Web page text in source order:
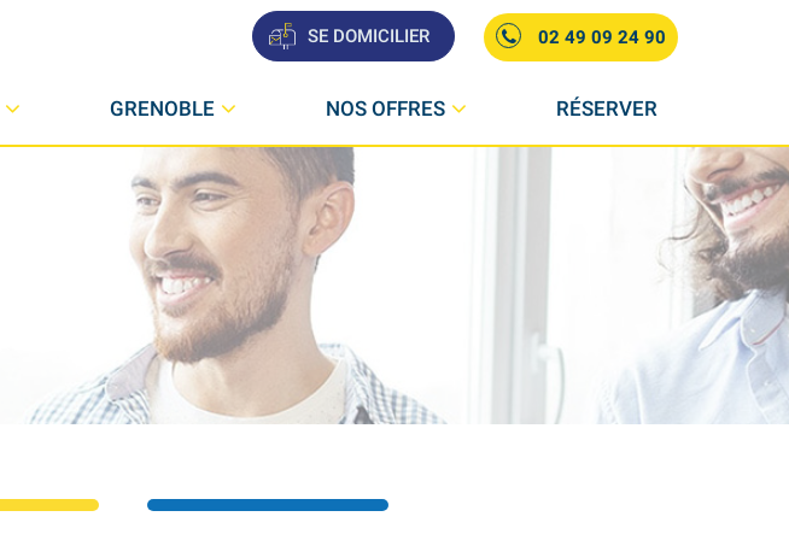
SE DOMICILIER 02 49 09 24 90
GRENOBLE NOS OFFRES RÉSERVER